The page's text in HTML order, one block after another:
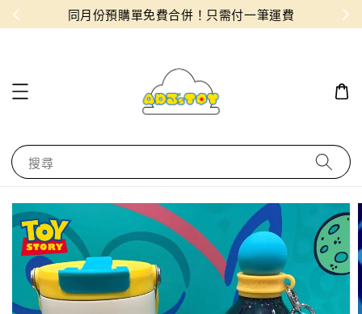
！ 同月份預購單免費合併！只需付一筆運費
搜尋